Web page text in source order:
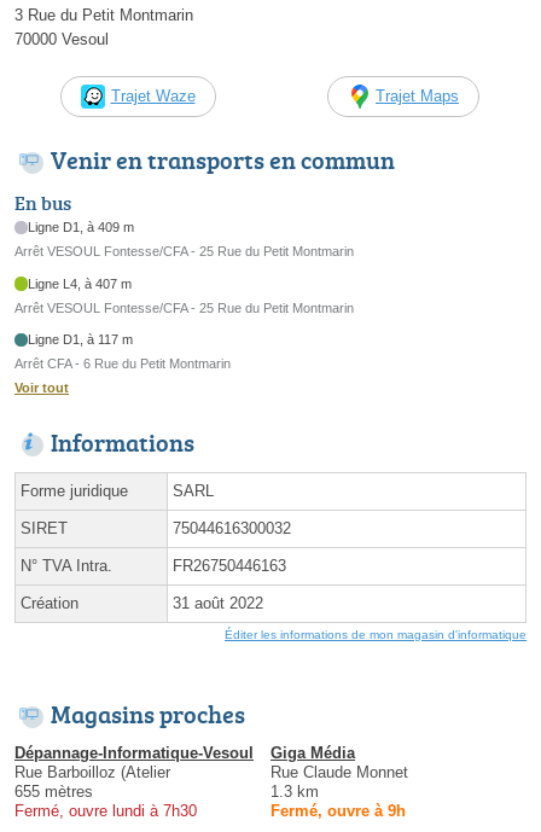
3 Rue du Petit Montmarin
70000 Vesoul
Trajet Waze Trajet Maps
Venir en transports en commun
En bus
Ligne D1, à 409 m
Arrêt VESOUL Fontesse/CFA - 25 Rue du Petit Montmarin
Ligne L4, à 407 m
Arrêt VESOUL Fontesse/CFA - 25 Rue du Petit Montmarin
Ligne D1, à 117 m
Arrêt CFA - 6 Rue du Petit Montmarin
Voir tout
Informations
Forme juridique SARL
SIRET 75044616300032
N° TVA Intra. FR26750446163
Création 31 août 2022
Éditer les informations de mon magasin d'informatique
Magasins proches
Dépannage-Informatique-Vesoul
Rue Barboilloz (Atelier
655 mètres
Fermé, ouvre lundi à 7h30
Giga Média
Rue Claude Monnet
1.3 km
Fermé, ouvre à 9h